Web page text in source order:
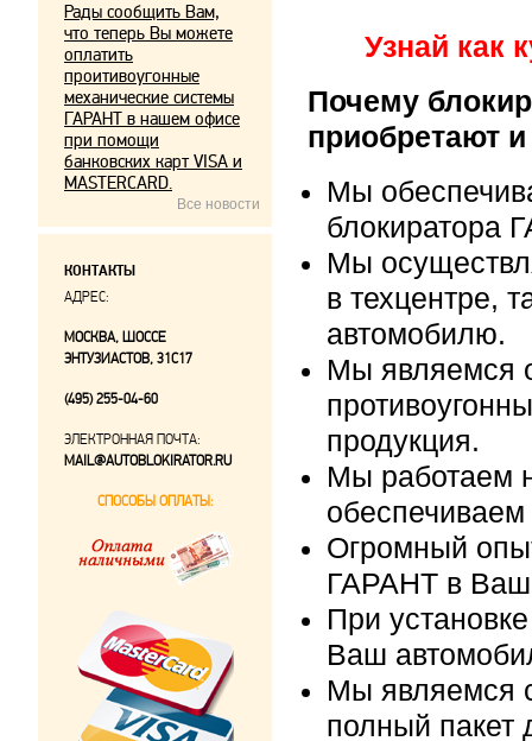
Узнай как
Почему
приобретают
Мы
блокиратора
Мы
в техцентре,
автомобилю.
Мы являемся
продукция.
Мы работаем
Огромный
ГАРАНТ в
При
Ваш
Мы являемся
полный пакет
Рады сообщить Вам,
что теперь Вы можете
оплатить
проитивоугонные
механические системы
ГАРАНТ в нашем офисе
при помощи
банковских карт VISA и
MASTERCARD.
Все новости
КОНТАКТЫ
АДРЕС:
МОСКВА, ШОССЕ
ЭНТУЗИАСТОВ, 31С17
(495) 255-04-60
ЭЛЕКТРОННАЯ ПОЧТА:
MAIL@AUTOBLOKIRATOR.RU
СПОСОБЫ ОПЛАТЫ: